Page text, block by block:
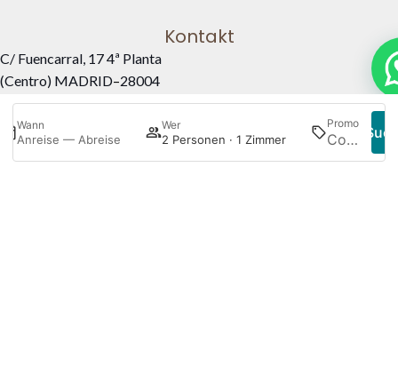
Wann
Anreise — Abreise
Wer
2 Personen · 1 Zimmer
Promo
Kontakt
C/ Fuencarral, 17 4ª Planta
(Centro) MADRID–28004
Spanien
+34 689 59 59 72
info@hostallosalpes.com